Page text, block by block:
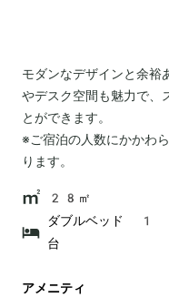
モダンなデザインと余裕
やデスク空間も魅力で、
とができます。
※ご宿泊の人数にかかわ
ります。
28㎡
ダブルベッド 1
台
アメニティ